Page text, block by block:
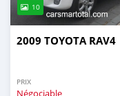
10
2009 TOYOTA RAV4
PRIX
Négociable